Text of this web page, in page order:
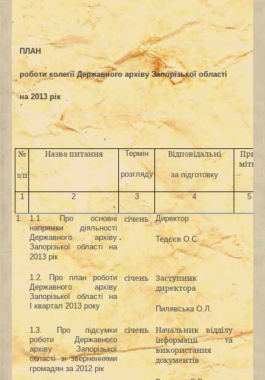
ПЛАН
роботи колегії Державного архіву Запорізької області
на 2013 рік
№
з/п
Назва питання Термін
розгляду
Відповідальні
за підготовку
При
мітка
1 2 3 4 5
1.
1.1. Про основні
напрямки діяльності
Державного архіву
Запорізької області на
2013 рік
січень Директор
Тедєєв О.С.
1.2. Про план роботи
Державного архіву
Запорізької області на
І квартал 2013 року
січень
Заступник
директора
Пилявська О.Л.
1.3.
Про підсумки
роботи Державного
архіву Запорізької
області зі зверненнями
громадян за 2012 рік
січень
Начальник відділу
інформаціїта
використання
документів